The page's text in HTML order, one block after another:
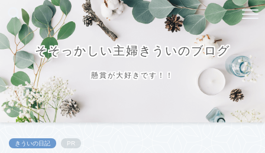
そそっかしい主婦きういのブログ
懸賞が大好きです！！
きういの日記 PR